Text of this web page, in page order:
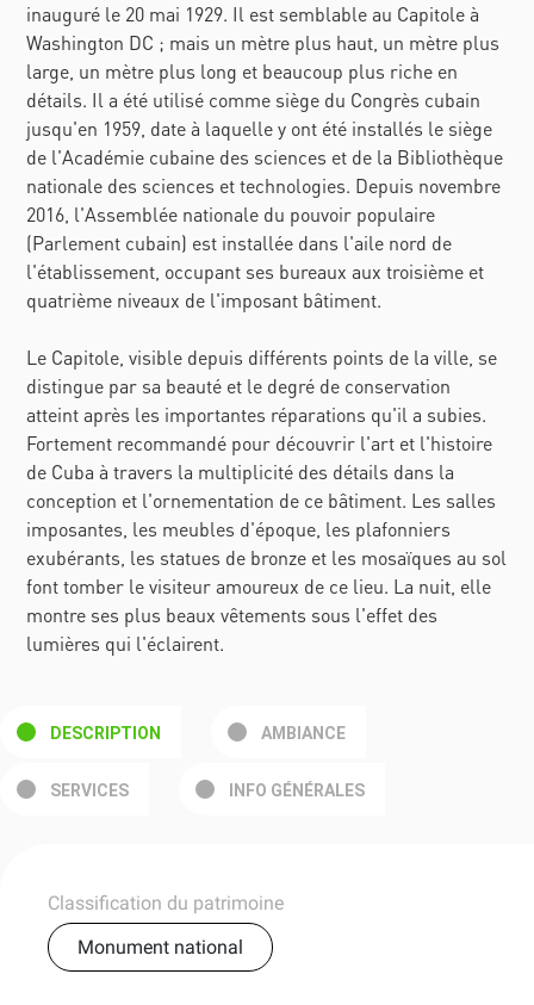
inauguré le 20 mai 1929. Il est semblable au Capitole à
Washington DC ; mais un mètre plus haut, un mètre plus
large, un mètre plus long et beaucoup plus riche en
détails. Il a été utilisé comme siège du Congrès cubain
jusqu'en 1959, date à laquelle y ont été installés le siège
de l'Académie cubaine des sciences et de la Bibliothèque
nationale des sciences et technologies. Depuis novembre
2016, l'Assemblée nationale du pouvoir populaire
(Parlement cubain) est installée dans l'aile nord de
l'établissement, occupant ses bureaux aux troisième et
quatrième niveaux de l'imposant bâtiment.
Le Capitole, visible depuis différents points de la ville, se
distingue par sa beauté et le degré de conservation
atteint après les importantes réparations qu'il a subies.
Fortement recommandé pour découvrir l'art et l'histoire
de Cuba à travers la multiplicité des détails dans la
conception et l'ornementation de ce bâtiment. Les salles
imposantes, les meubles d'époque, les plafonniers
exubérants, les statues de bronze et les mosaïques au sol
font tomber le visiteur amoureux de ce lieu. La nuit, elle
montre ses plus beaux vêtements sous l'effet des
lumières qui l'éclairent.
DESCRIPTION AMBIANCE
SERVICES INFO GÉNÉRALES
Classification du patrimoine
Monument national